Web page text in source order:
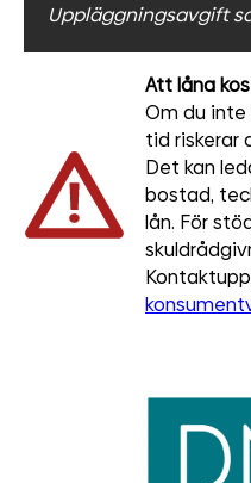
Uppläggningsavgift
Att låna
Om du inte
tid riskerar
Det kan
bostad,
lån. För